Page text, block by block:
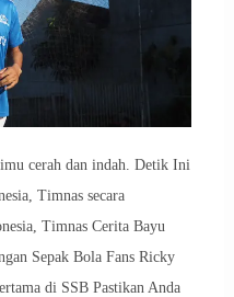
cerah dan indah. Detik Ini
Timnas secara
Timnas Cerita Bayu
Sepak Bola Fans Ricky
di SSB Pastikan Anda